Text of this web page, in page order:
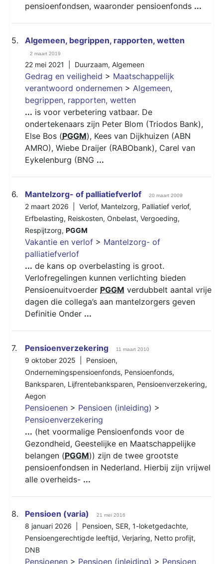
pensioenfondsen, waaronder pensioenfonds ...
5. Algemeen, begrippen, rapporten, wetten
2 maart 2019
22 mei 2021 | Duurzaam, Algemeen
Gedrag en veiligheid > Maatschappelijk
verantwoord ondernemen > Algemeen,
begrippen, rapporten, wetten
... is voor verbetering vatbaar. De
ondertekenaars zijn Peter Blom (Triodos Bank),
Else Bos (PGGM), Kees van Dijkhuizen (ABN
AMRO), Wiebe Draijer (RABObank), Carel van
Eykelenburg (BNG ...
6. Mantelzorg- of palliatiefverlof 20 maart 2009
2 maart 2026 | Verlof, Mantelzorg, Palliatief verlof,
Erfbelasting, Reiskosten, Onbelast, Vergoeding,
Respijtzorg, PGGM
Vakantie en verlof > Mantelzorg- of
palliatiefverlof
... de kans op overbelasting is groot.
Verlofregelingen kunnen verlichting bieden
Pensioenuitvoerder PGGM verdubbelt aantal vrije
dagen die collega’s aan mantelzorgers geven
Definitie Onder ...
7. Pensioenverzekering 11 maart 2010
9 oktober 2025 | Pensioen,
Ondernemingspensioenfonds, Pensioenfonds,
Banksparen, Lijfrentebanksparen, Pensioenverzekering,
Aegon
Pensioenen > Pensioen (inleiding) >
Pensioenverzekering
... (het voormalige Pensioenfonds voor de
Gezondheid, Geestelijke en Maatschappelijke
belangen (PGGM)) zijn de twee grootste
pensioenfondsen in Nederland. Hierbij zijn vrijwel
alle overheids- ...
8. Pensioen (varia) 21 mei 2016
8 januari 2026 | Pensioen, SER, 1-loketgedachte,
Pensioengerechtigde leeftijd, Verjaring, Netto profijt,
DNB
Pensioenen > Pensioen (inleiding) > Pensioen